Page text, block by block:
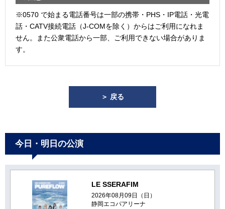
※0570 で始まる電話番号は一部の携帯・PHS・IP電話・光電
話・CATV接続電話（J-COMを除く）からはご利用になれま
せん。また公衆電話から一部、ご利用できない場合がありま
す。
＞ 戻る
今日・明日の公演
LE SSERAFIM
2026年08月09日（日）
静岡エコパアリーナ